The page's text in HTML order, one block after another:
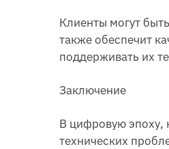
Клиенты могут
также обеспечит
поддерживать их
Заключение
В цифровую эпоху,
технических